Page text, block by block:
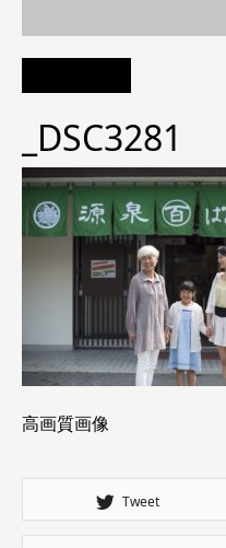
_DSC3281
高画質画像
Tweet